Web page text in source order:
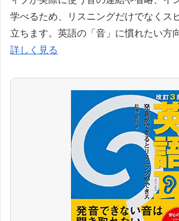
学べるため、リスニングだけでなくス
立ちます。英語の「音」に慣れたい方
詳しく見る